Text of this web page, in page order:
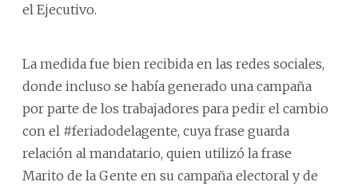
el Ejecutivo.
La medida fue bien recibida en las redes sociales,
donde incluso se había generado una campaña
por parte de los trabajadores para pedir el cambio
con el #feriadodelagente, cuya frase guarda
relación al mandatario, quien utilizó la frase
Marito de la Gente en su campaña electoral y de